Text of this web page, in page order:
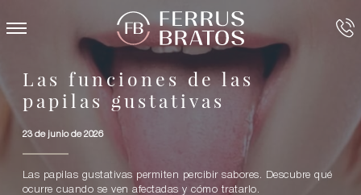
Las funciones de las
papilas gustativas
23 de junio de 2026
Las papilas gustativas permiten percibir sabores. Descubre qué
ocurre cuando se ven afectadas y cómo tratarlo.